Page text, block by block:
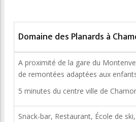
Domaine des Planards à
A proximité de la gare du
de remontées adaptées aux
5 minutes du centre ville de
Snack-bar, Restaurant, École de